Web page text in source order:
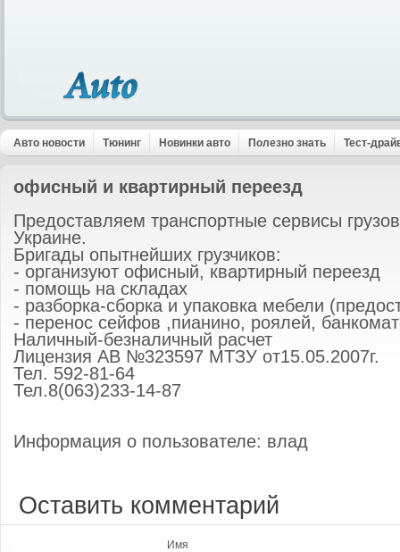
Авто новости Тюнинг Новинки авто Полезно знать Тест-
офисный и квартирный переезд
Предоставляем транспортные сервисы
Украине.
Бригады опытнейших грузчиков:
- организуют офисный, квартирный переезд
- помощь на складах
- разборка-сборка и упаковка мебели
- перенос сейфов ,пианино, роялей,
Наличный-безналичный расчет
Лицензия АВ №323597 МТЗУ от15.05.2007г.
Тел. 592-81-64
Тел.8(063)233-14-87
Информация о пользователе: влад
Оставить комментарий
Имя